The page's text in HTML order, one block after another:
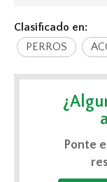
Clasificado en:
PERROS
Ponte